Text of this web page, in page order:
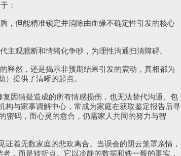
：
但能精准锁定并消除由血缘不确定性引发的核心
观臆断和情绪化争吵，为理性沟通扫清障碍。
然，还是揭示非预期结果引发的震动，真相都为
提供了清晰的起点。
因猜疑造成的所有情感损伤，也无法替代沟通、包
构与家事调解中心，常成为家庭在获取鉴定报告后寻
密码，而心灵的愈合，仍需家人共同的努力与智
着无数家庭的悲欢离合。当误会的阴云笼罩亲情，
，而是转折点。它以冷静的数据和铁一般的事实，